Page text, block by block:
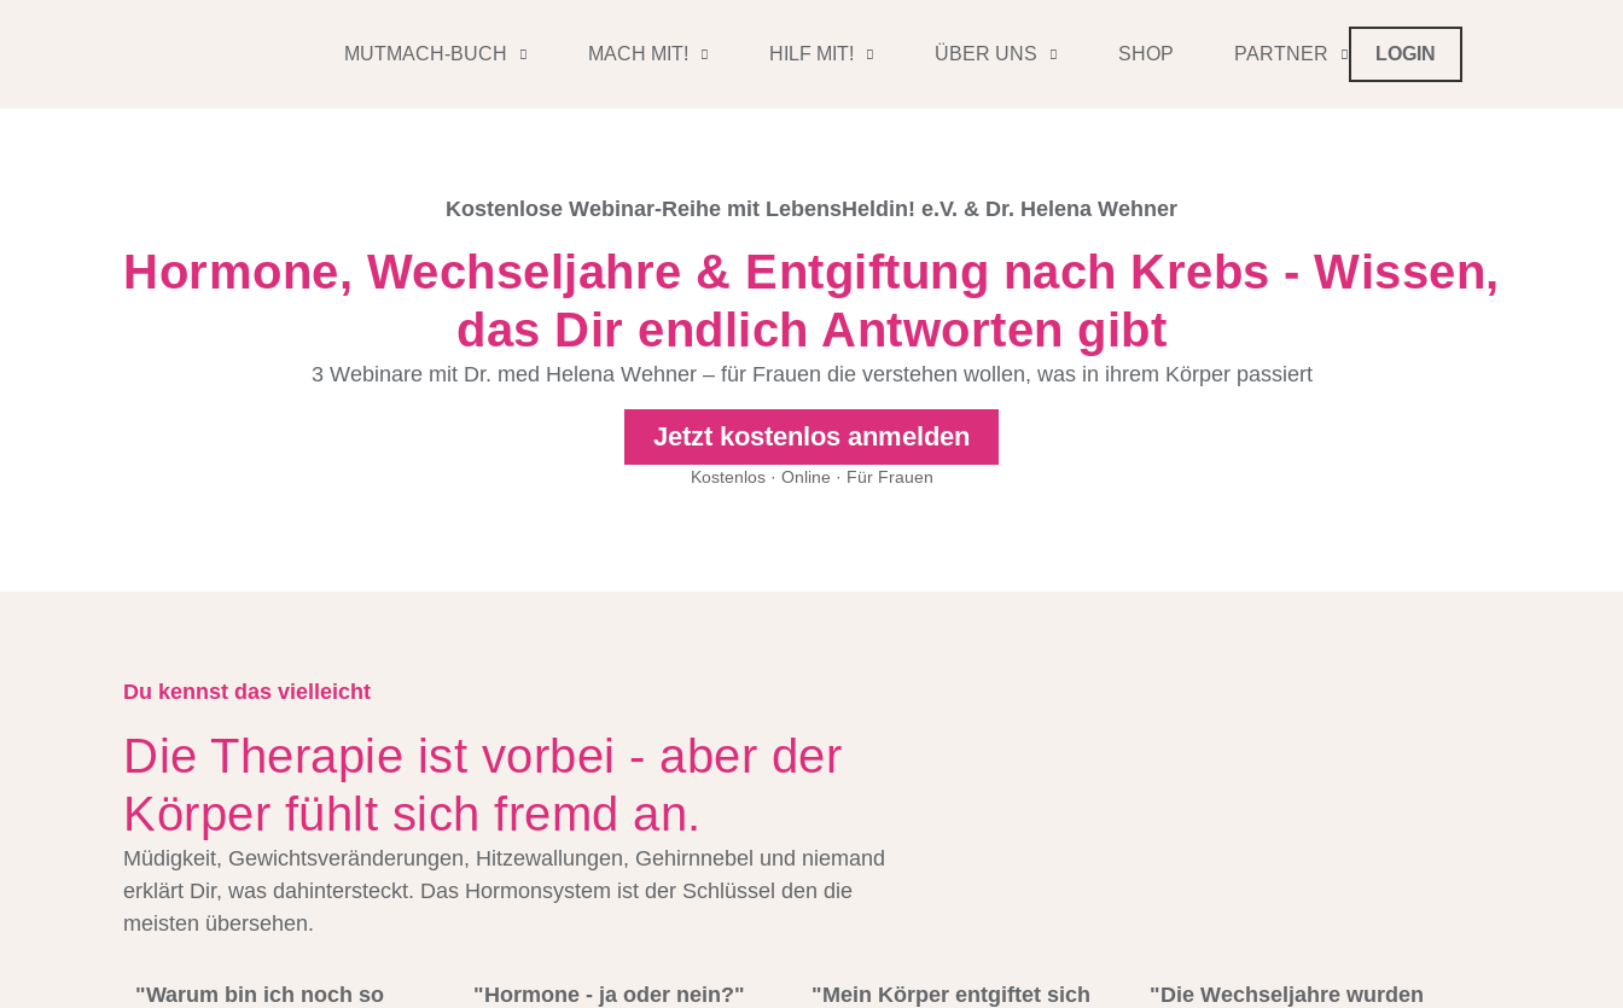
MUTMACH-BUCH MACH MIT! HILF MIT! ÜBER UNS SHOP PARTNER LOGIN
Kostenlose Webinar-Reihe mit LebensHeldin! e.V. & Dr. Helena Wehner
Hormone, Wechseljahre & Entgiftung nach Krebs - Wissen,
das Dir endlich Antworten gibt
3 Webinare mit Dr. med Helena Wehner – für Frauen die verstehen wollen, was in ihrem Körper passiert
Jetzt kostenlos anmelden
Kostenlos · Online · Für Frauen
Du kennst das vielleicht
Die Therapie ist vorbei - aber der
Körper fühlt sich fremd an.
Müdigkeit, Gewichtsveränderungen, Hitzewallungen, Gehirnnebel und niemand
erklärt Dir, was dahintersteckt. Das Hormonsystem ist der Schlüssel den die
meisten übersehen.
"Warum bin ich noch so
"Hormone - ja oder nein?"
"Mein Körper entgiftet sich
"Die Wechseljahre wurden